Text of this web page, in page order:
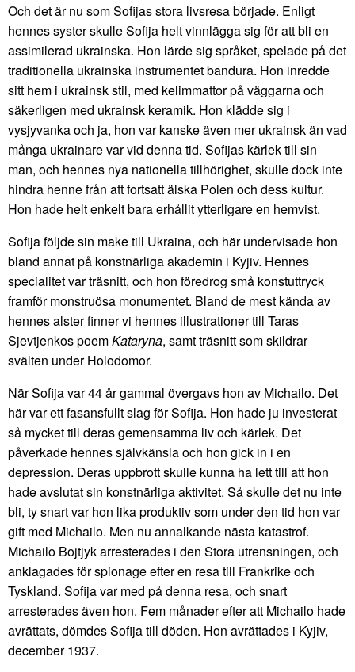
Och det är nu som Sofijas stora livsresa började. Enligt
hennes syster skulle Sofija helt vinnlägga sig för att bli en
assimilerad ukrainska. Hon lärde sig språket, spelade på det
traditionella ukrainska instrumentet bandura. Hon inredde
sitt hem i ukrainsk stil, med kelimmattor på väggarna och
säkerligen med ukrainsk keramik. Hon klädde sig i
vysjyvanka och ja, hon var kanske även mer ukrainsk än vad
många ukrainare var vid denna tid. Sofijas kärlek till sin
man, och hennes nya nationella tillhörighet, skulle dock inte
hindra henne från att fortsatt älska Polen och dess kultur.
Hon hade helt enkelt bara erhållit ytterligare en hemvist.
Sofija följde sin make till Ukraina, och här undervisade hon
bland annat på konstnärliga akademin i Kyjiv. Hennes
specialitet var träsnitt, och hon föredrog små konstuttryck
framför monstruösa monumentet. Bland de mest kända av
hennes alster finner vi hennes illustrationer till Taras
Sjevtjenkos poemKataryna, samt träsnitt som skildrar
svälten under Holodomor.
När Sofija var 44 år gammal övergavs hon av Michailo. Det
här var ett fasansfullt slag för Sofija. Hon hade ju investerat
så mycket till deras gemensamma liv och kärlek. Det
påverkade hennes självkänsla och hon gick in i en
depression. Deras uppbrott skulle kunna ha lett till att hon
hade avslutat sin konstnärliga aktivitet. Så skulle det nu inte
bli, ty snart var hon lika produktiv som under den tid hon var
gift med Michailo. Men nu annalkande nästa katastrof.
Michailo Bojtjyk arresterades i den Stora utrensningen, och
anklagades för spionage efter en resa till Frankrike och
Tyskland. Sofija var med på denna resa, och snart
arresterades även hon. Fem månader efter att Michailo hade
avrättats, dömdes Sofija till döden. Hon avrättades i Kyjiv,
december 1937.